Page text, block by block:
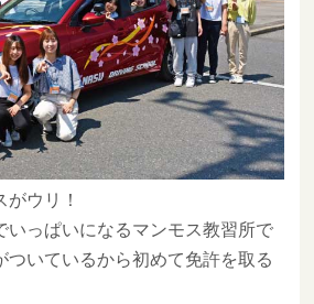
ウリ！
いっぱいになるマンモス教習所で
ついているから初めて免許を取る